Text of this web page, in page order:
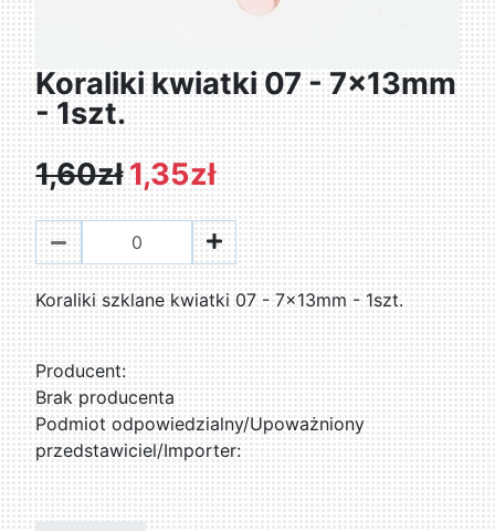
Koraliki kwiatki 07 - 7x13mm
- 1szt.
1,60zł 1,35zł
Koraliki szklane kwiatki 07 - 7x13mm - 1szt.
Producent:
Brak producenta
Podmiot odpowiedzialny/Upoważniony
przedstawiciel/Importer: